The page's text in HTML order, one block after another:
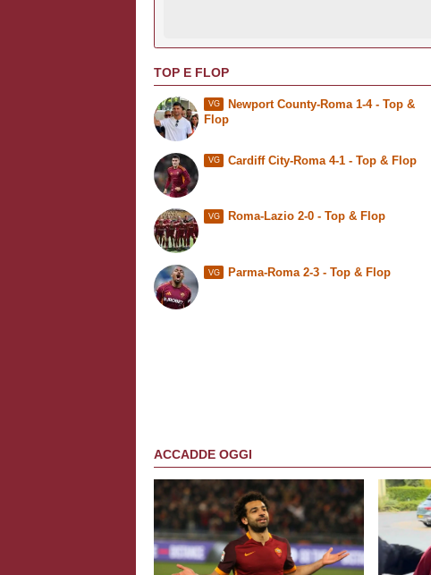
TOP E FLOP
VG Newport County-Roma 1-4 - Top &
Flop
VG Cardiff City-Roma 4-1 - Top & Flop
VG Roma-Lazio 2-0 - Top & Flop
VG Parma-Roma 2-3 - Top & Flop
ACCADDE OGGI